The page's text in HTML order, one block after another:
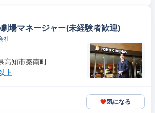
場マネージャー(未経験者歓迎)
社
高知市秦南町
上
気になる